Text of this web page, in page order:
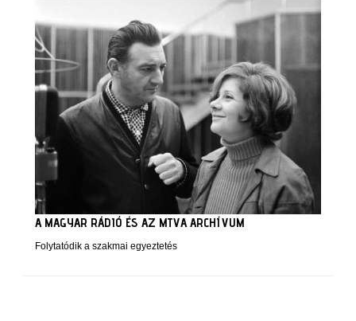
A MAGYAR RÁDIÓ ÉS AZ MTVA ARCHÍVUM
Folytatódik a szakmai egyeztetés